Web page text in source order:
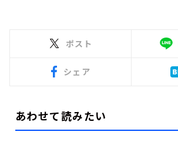
ポスト
シェア
あわせて読みたい